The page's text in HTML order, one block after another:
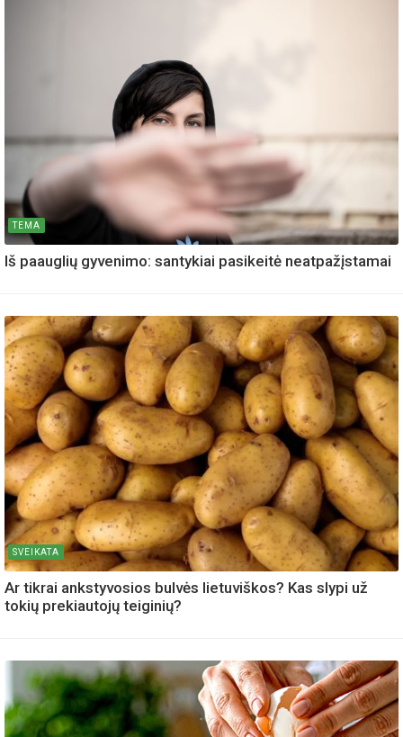
TEMA
Iš paauglių gyvenimo: santykiai pasikeitė neatpažįstamai
SVEIKATA
Ar tikrai ankstyvosios bulvės lietuviškos? Kas slypi už
tokių prekiautojų teiginių?